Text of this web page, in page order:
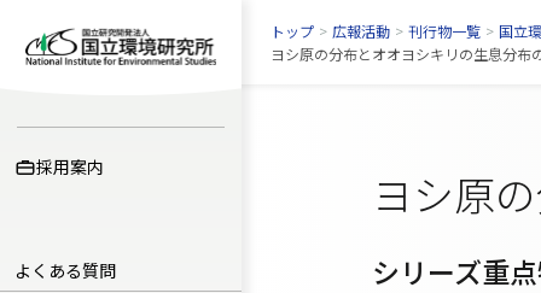
採用案内
よくある質問
トップ > 広報活動 > 刊行物一覧 > 国立
ヨシ原の分布とオオヨシキリの生息分布
ヨシ原
シリーズ重